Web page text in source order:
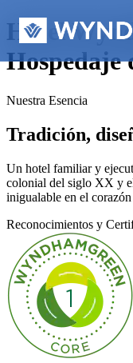
Hotel
Nuestra Esencia
Tradición,
Un hotel familiar y
colonial del siglo XX y
inigualable en el
Reconocimientos y